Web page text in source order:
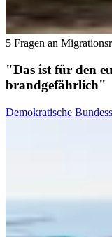
5 Fragen an
"Das ist für den
brandgefährlich"
Demokratische